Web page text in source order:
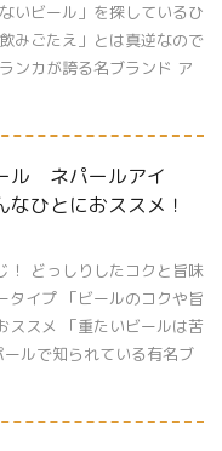
いビール」を探しているひ
みごたえ」とは真逆なので
ンカが誇る名ブランド ア
ル ネパールアイ
ひとにおススメ！
！ どっしりしたコクと旨味
タイプ 「ビールのコクや旨
ススメ 「重たいビールは苦
ルで知られている有名ブ